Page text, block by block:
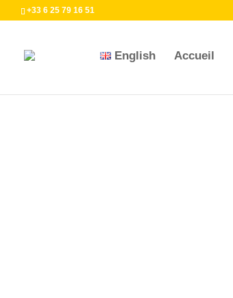
+33 6 25 79 16 51
English Accueil